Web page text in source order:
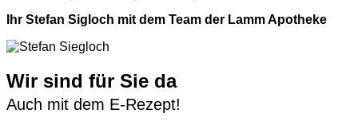
Ihr Stefan Sigloch mit dem Team der Lamm Apotheke
Wir sind für Sie da
Auch mit dem E-Rezept!